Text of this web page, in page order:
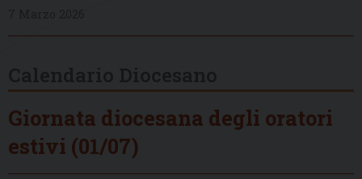
Giornata diocesana degli oratori
estivi (01/07)